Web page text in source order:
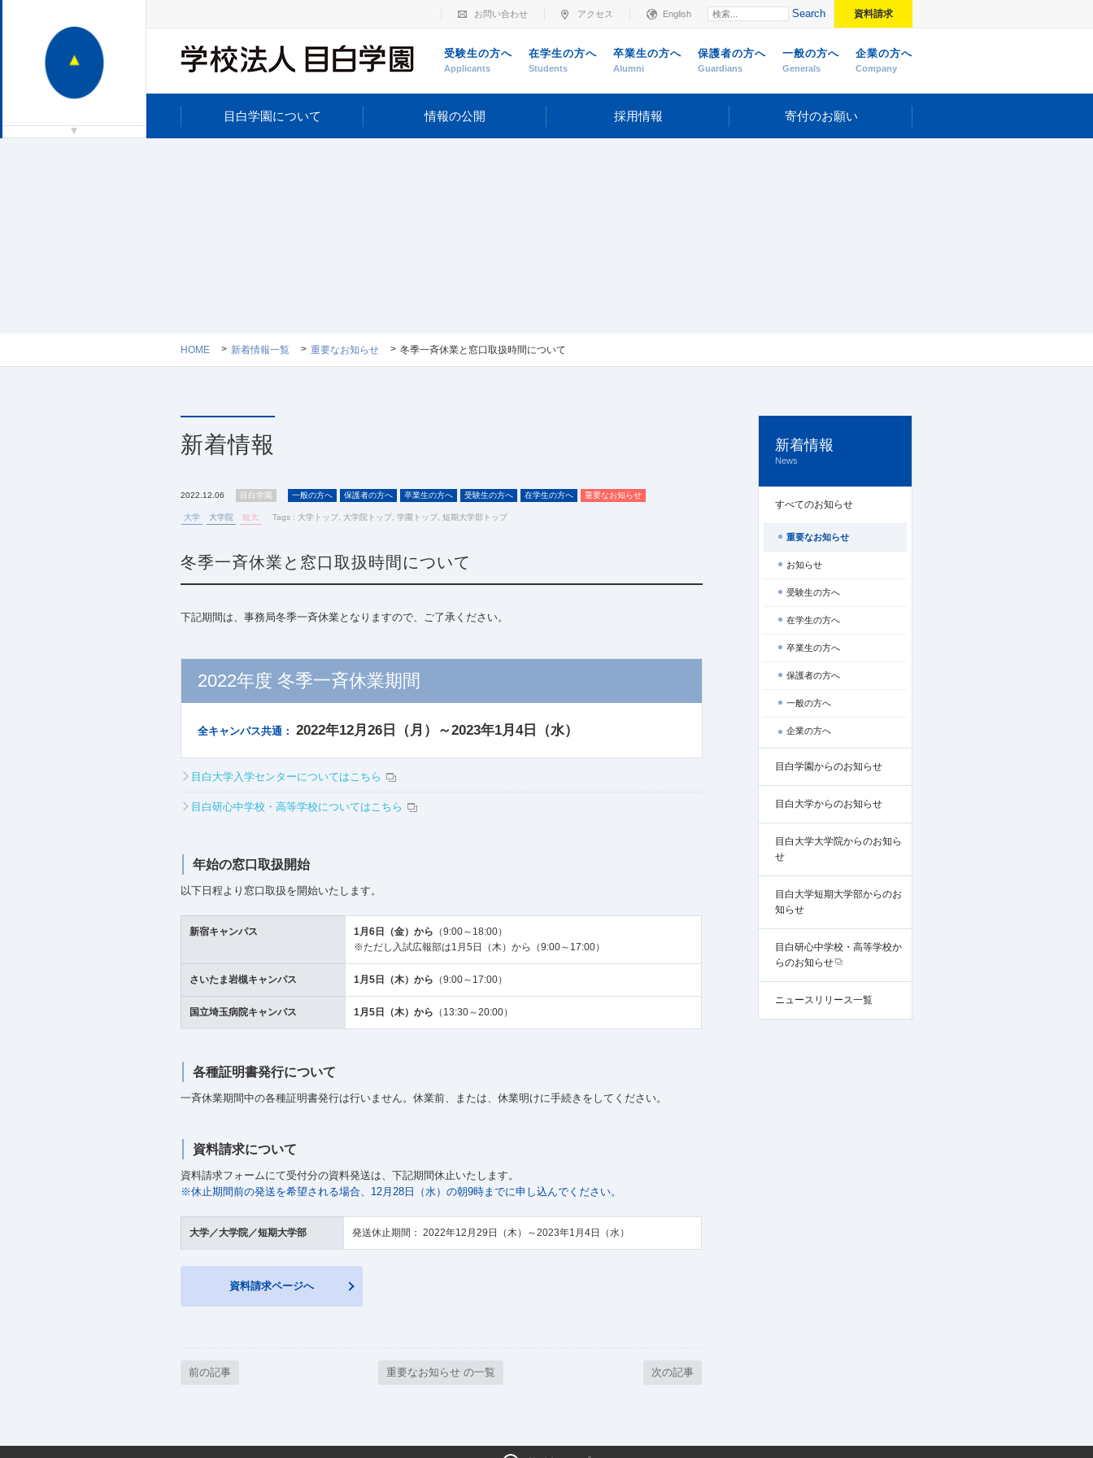
お問い合わせ アクセス English Search 資料請求
受験生の方へ
Applicants
在学生の方へ
Students
卒業生の方へ
Alumni
保護者の方へ
Guardians
一般の方へ
Generals
企業の方へ
Company
目白学園について 情報の公開 採用情報 寄付のお願い
HOME 新着情報一覧 重要なお知らせ 冬季一斉休業と窓口取扱時間について
新着情報
2022.12.06 目白学園 一般の方へ 保護者の方へ 卒業生の方へ 受験生の方へ 在学生の方へ 重要なお知らせ
大学 大学院 短大 Tags : 大学トップ 大学院トップ 学園トップ 短期大学部トップ
冬季一斉休業と窓口取扱時間について
下記期間は、事務局冬季一斉休業となりますので、ご了承ください。
2022年度 冬季一斉休業期間
全キャンパス共通： 2022年12月26日（月）～2023年1月4日（水）
目白大学入学センターについてはこちら
目白研心中学校・高等学校についてはこちら
年始の窓口取扱開始
以下日程より窓口取扱を開始いたします。
新宿キャンパス 1月6日（金）から （9:00～18:00）
※ただし入試広報部は1月5日（木）から（9:00～17:00）
さいたま岩槻キャンパス 1月5日（木）から （9:00～17:00）
国立埼玉病院キャンパス 1月5日（木）から （13:30～20:00）
各種証明書発行について
一斉休業期間中の各種証明書発行は行いません。休業前、または、休業明けに手続きをしてください。
資料請求について
資料請求フォームにて受付分の資料発送は、下記期間休止いたします。
※休止期間前の発送を希望される場合、12月28日（水）の朝9時までに申し込んでください。
大学／大学院／短期大学部 発送休止期間： 2022年12月29日（木）～2023年1月4日（水）
資料請求ページへ
前の記事 重要なお知らせ の一覧 次の記事
新着情報
News
すべてのお知らせ
重要なお知らせ
お知らせ
受験生の方へ
在学生の方へ
卒業生の方へ
保護者の方へ
一般の方へ
企業の方へ
目白学園からのお知らせ
目白大学からのお知らせ
目白大学大学院からのお知ら
せ
目白大学短期大学部からのお
知らせ
目白研心中学校・高等学校か
らのお知らせ
ニュースリリース一覧